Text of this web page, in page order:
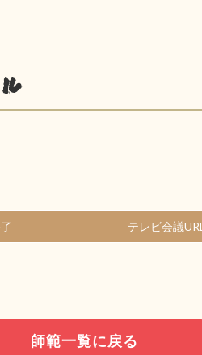
テレビ会議URL
師範一覧に戻る